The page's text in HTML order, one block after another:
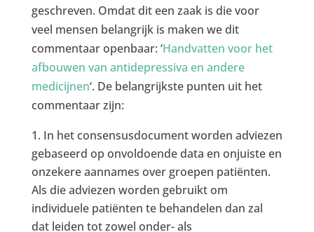
geschreven. Omdat dit een zaak is die voor
veel mensen belangrijk is maken we dit
commentaar openbaar: ‘Handvatten voor het
afbouwen van antidepressiva en andere
medicijnen‘. De belangrijkste punten uit het
commentaar zijn:
In het consensusdocument worden adviezen
gebaseerd op onvoldoende data en onjuiste en
onzekere aannames over groepen patiënten.
Als die adviezen worden gebruikt om
individuele patiënten te behandelen dan zal
dat leiden tot zowel onder- als